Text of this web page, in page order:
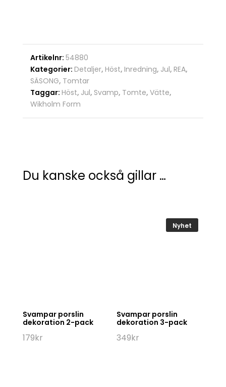
Artikelnr: 54880
Kategorier: Detaljer, Höst, Inredning, Jul, REA,
SÄSONG, Tomtar
Taggar: Höst, Jul, Svamp, Tomte, Vätte,
Wikholm Form
Du kanske också gillar …
Svampar porslin
dekoration 2-pack
179kr
Nyhet
Svampar porslin
dekoration 3-pack
349kr